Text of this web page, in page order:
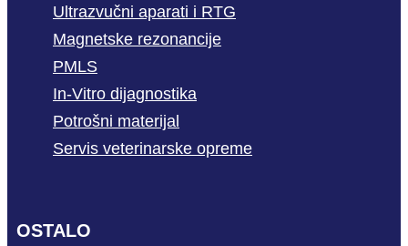
Ultrazvučni aparati i RTG
Magnetske rezonancije
PMLS
In-Vitro dijagnostika
Potrošni materijal
Servis veterinarske opreme
OSTALO